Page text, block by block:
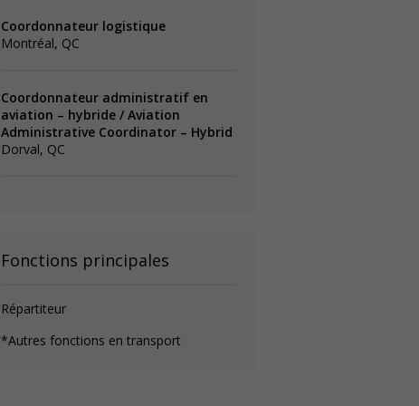
Coordonnateur logistique
Montréal, QC
Coordonnateur administratif en
aviation – hybride / Aviation
Administrative Coordinator – Hybrid
Dorval, QC
Fonctions principales
Répartiteur
*Autres fonctions en transport